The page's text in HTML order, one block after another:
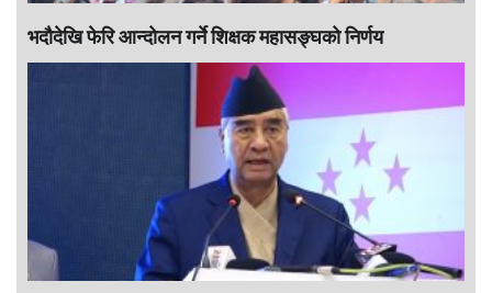
भदौदेखि फेरि आन्दोलन गर्ने शिक्षक महासङ्घको निर्णय